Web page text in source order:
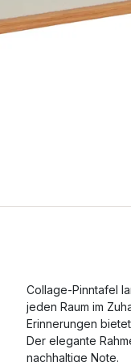
Collage-Pinntafel
jeden Raum im
Erinnerungen
Der elegante
nachhaltige Note.